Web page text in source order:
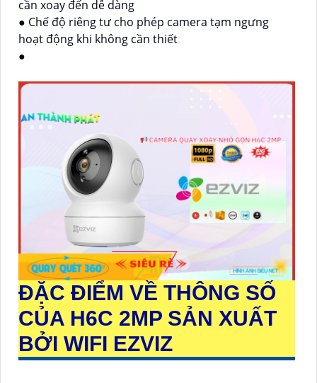
cần xoay đến dễ dàng
● Chế độ riêng tư cho phép camera tạm ngưng
hoạt động khi không cần thiết
●
ĐẶC ĐIỂM VỀ THÔNG SỐ
CỦA H6C 2MP SẢN XUẤT
BỞI WIFI EZVIZ